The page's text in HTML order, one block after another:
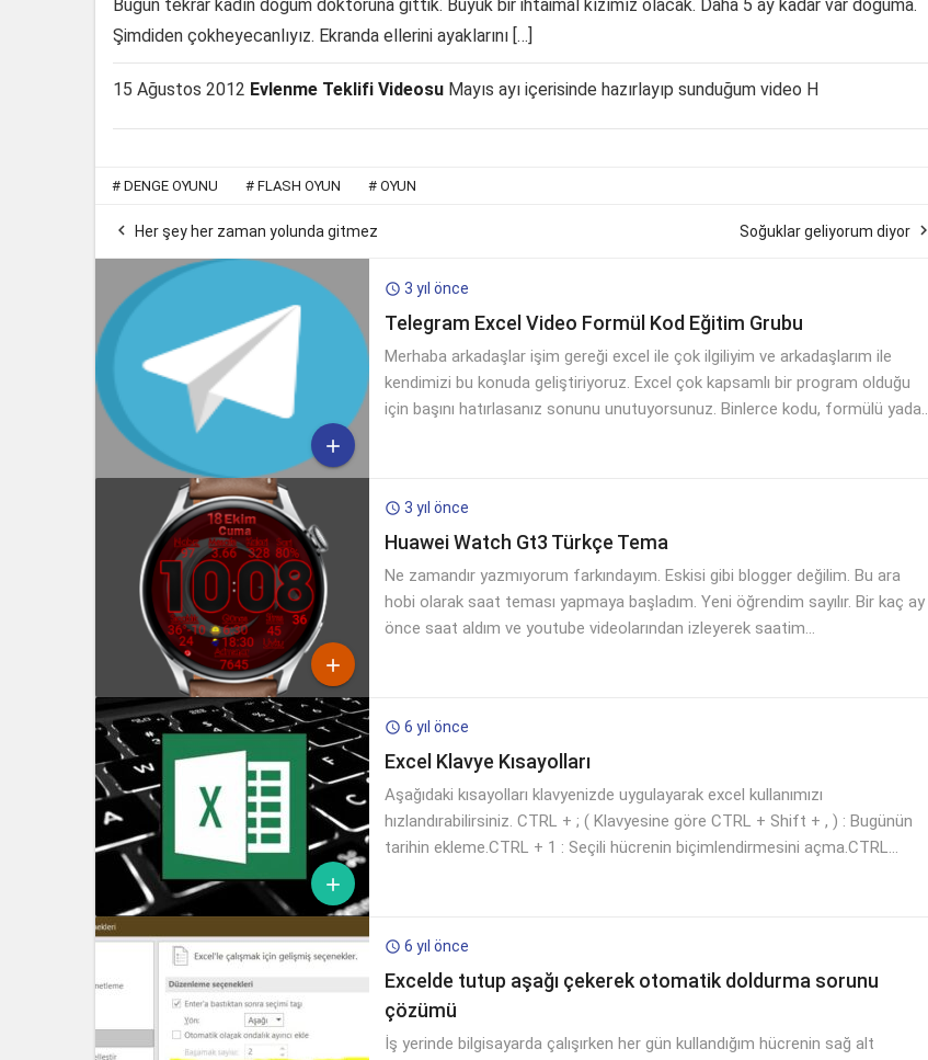
Bugün tekrar kadın doğum doktoruna gittik. Büyük bir ihtaimal kızımız olacak. Daha 5 ay kadar var doğuma.
Şimdiden çokheyecanlıyız. Ekranda ellerini ayaklarını […]
15 Ağustos 2012 Evlenme Teklifi Videosu Mayıs ayı içerisinde hazırlayıp sunduğum video H
# DENGE OYUNU # FLASH OYUN # OYUN
 Her şey her zaman yolunda gitmez Soğuklar geliyorum diyor 

 3 yıl önce
Telegram Excel Video Formül Kod Eğitim Grubu
Merhaba arkadaşlar işim gereği excel ile çok ilgiliyim ve arkadaşlarım ile
kendimizi bu konuda geliştiriyoruz. Excel çok kapsamlı bir program olduğu
için başını hatırlasanız sonunu unutuyorsunuz. Binlerce kodu, formülü yada...

 3 yıl önce
Huawei Watch Gt3 Türkçe Tema
Ne zamandır yazmıyorum farkındayım. Eskisi gibi blogger değilim. Bu ara
hobi olarak saat teması yapmaya başladım. Yeni öğrendim sayılır. Bir kaç ay
önce saat aldım ve youtube videolarından izleyerek saatim...

 6 yıl önce
Excel Klavye Kısayolları
Aşağıdaki kısayolları klavyenizde uygulayarak excel kullanımızı
hızlandırabilirsiniz. CTRL + ; ( Klavyesine göre CTRL + Shift + , ) : Bugünün
tarihin ekleme.CTRL + 1 : Seçili hücrenin biçimlendirmesini açma.CTRL...
 6 yıl önce
Excelde tutup aşağı çekerek otomatik doldurma sorunu
çözümü
İş yerinde bilgisayarda çalışırken her gün kullandığım hücrenin sağ alt